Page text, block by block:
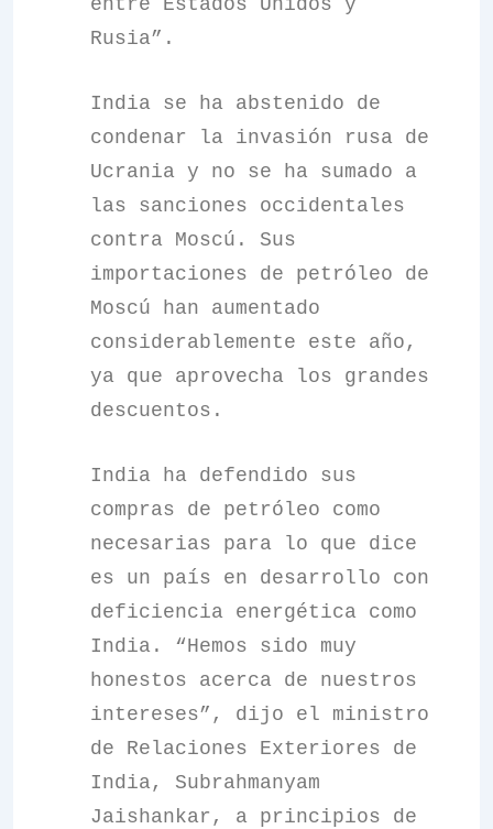
entre Estados Unidos y
Rusia”.
India se ha abstenido de
condenar la invasión rusa de
Ucrania y no se ha sumado a
las sanciones occidentales
contra Moscú. Sus
importaciones de petróleo de
Moscú han aumentado
considerablemente este año,
ya que aprovecha los grandes
descuentos.
India ha defendido sus
compras de petróleo como
necesarias para lo que dice
es un país en desarrollo con
deficiencia energética como
India. “Hemos sido muy
honestos acerca de nuestros
intereses”, dijo el ministro
de Relaciones Exteriores de
India, Subrahmanyam
Jaishankar, a principios de